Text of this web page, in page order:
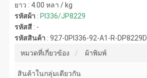
ยาว : 4.00 หลา / kg
รหัสผ้า :PI336/JP8229
รหัสสี : -
รหัสสินค้า :927-0PI336-92-A1-R-DP8229D
หมวดที่เกี่ยวข้อง
ผ้าพิมพ์
สินค้าในกลุ่มเดียวกัน